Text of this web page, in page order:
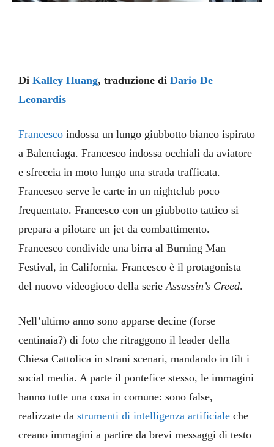
DiKalley Huang, traduzione diDario De
Leonardis
Francesco indossa un lungo giubbotto bianco ispirato
a Balenciaga. Francesco indossa occhiali da aviatore
e sfreccia in moto lungo una strada trafficata.
Francesco serve le carte in un nightclub poco
frequentato. Francesco con un giubbotto tattico si
prepara a pilotare un jet da combattimento.
Francesco condivide una birra al Burning Man
Festival, in California. Francesco è il protagonista
del nuovo videogioco della serieAssassin’s Creed.
Nell’ultimo anno sono apparse decine (forse
centinaia?) di foto che ritraggono il leader della
Chiesa Cattolica in strani scenari, mandando in tilt i
social media. A parte il pontefice stesso, le immagini
hanno tutte una cosa in comune: sono false,
realizzate dastrumenti di intelligenza artificiale che
creano immagini a partire da brevi messaggi di testo